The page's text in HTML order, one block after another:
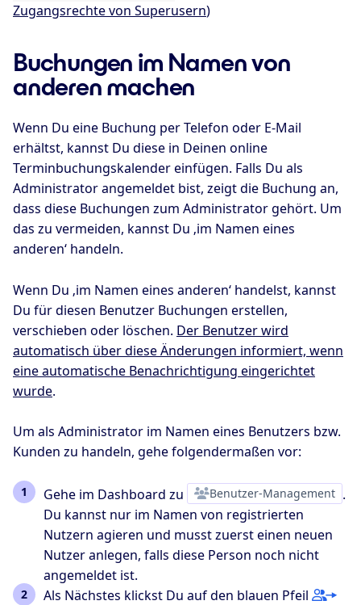
Zugangsrechte von Superusern)
Buchungen im Namen von
anderen machen
Wenn Du eine Buchung per Telefon oder E-Mail
erhältst, kannst Du diese in Deinen online
Terminbuchungskalender einfügen. Falls Du als
Administrator angemeldet bist, zeigt die Buchung an,
dass diese Buchungen zum Administrator gehört. Um
das zu vermeiden, kannst Du ‚im Namen eines
anderen‘ handeln.
Wenn Du ‚im Namen eines anderen‘ handelst, kannst
Du für diesen Benutzer Buchungen erstellen,
verschieben oder löschen. Der Benutzer wird
automatisch über diese Änderungen informiert, wenn
eine automatische Benachrichtigung eingerichtet
wurde.
Um als Administrator im Namen eines Benutzers bzw.
Kunden zu handeln, gehe folgendermaßen vor:
Gehe im Dashboard zu Benutzer-Management .
Du kannst nur im Namen von registrierten
Nutzern agieren und musst zuerst einen neuen
Nutzer anlegen, falls diese Person noch nicht
angemeldet ist.
Als Nächstes klickst Du auf den blauen Pfeil